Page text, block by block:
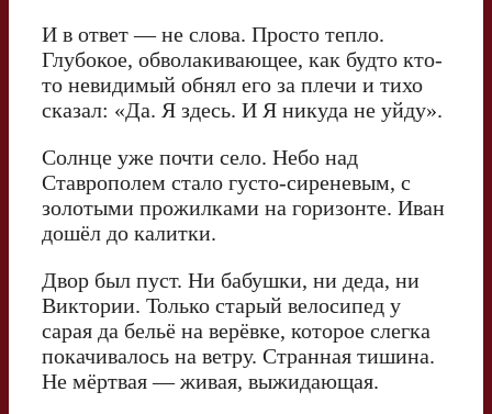
И в ответ — не слова. Просто тепло.
Глубокое, обволакивающее, как будто кто-
то невидимый обнял его за плечи и тихо
сказал: «Да. Я здесь. И Я никуда не уйду».
Солнце уже почти село. Небо над
Ставрополем стало густо-сиреневым, с
золотыми прожилками на горизонте. Иван
дошёл до калитки.
Двор был пуст. Ни бабушки, ни деда, ни
Виктории. Только старый велосипед у
сарая да бельё на верёвке, которое слегка
покачивалось на ветру. Странная тишина.
Не мёртвая — живая, выжидающая.